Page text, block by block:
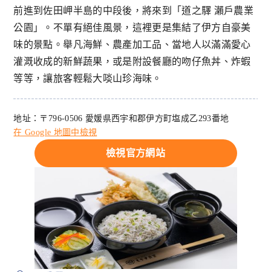
前進到佐田岬半島的中段後，將來到「道之驛 瀨戶農業
公園」。不單有絕佳風景，這裡更是集結了伊方自豪美
味的景點。舉凡海鮮、農產加工品、當地人以滿滿愛心
灌溉收成的新鮮蔬果，或是附設餐廳的吻仔魚丼、炸蝦
等等，讓旅客輕鬆大啖山珍海味。
地址：〒796-0506 愛媛県西宇和郡伊方町塩成乙293番地
在 Google 地圖中檢視
檢視官方網站